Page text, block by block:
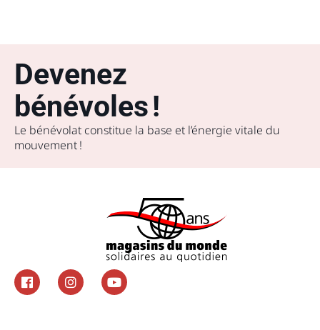
Devenez
bénévoles !
Le bénévolat constitue la base et l’énergie vitale du
mouvement !